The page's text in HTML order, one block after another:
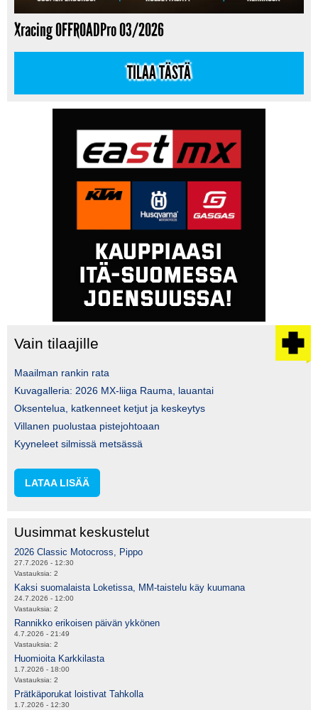
Xracing OFFROADPro 03/2026
TILAA TÄSTÄ
Vain tilaajille
Maailman rankin rata
Kuvagalleria: 2026 MX-liiga Rauma, lauantai
Oksentelua, katkenneet ketjut ja keskeytys
Villanen puolustaa pistejohtoaan
Kyyneleet silmissä metsässä
LATAA LISÄÄ
Uusimmat keskustelut
2026 Classic Motocross, Pippo
27.7.2026 - 12:30
Vastauksia: 2
Kaksi suomalaista Loketissa, MM-taistelu käy kuumana
24.7.2026 - 12:00
Vastauksia: 2
Rannikko erikoisen päivän ykkönen
4.7.2026 - 21:49
Vastauksia: 2
Huomioita Karkkilasta
1.7.2026 - 18:00
Vastauksia: 2
Prätkäporukat loistivat Tahkolla
1.7.2026 - 12:30